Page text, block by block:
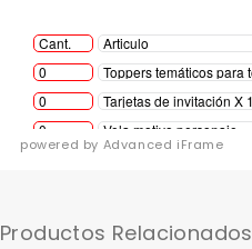
powered by Advanced iFrame
Productos Relacionados